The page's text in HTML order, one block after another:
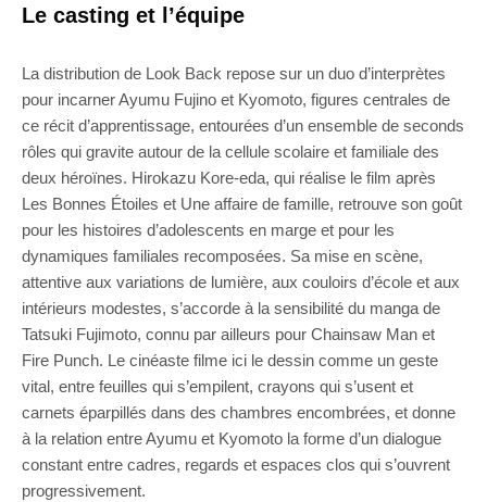
Le casting et l’équipe
La distribution de Look Back repose sur un duo d’interprètes
pour incarner Ayumu Fujino et Kyomoto, figures centrales de
ce récit d’apprentissage, entourées d’un ensemble de seconds
rôles qui gravite autour de la cellule scolaire et familiale des
deux héroïnes. Hirokazu Kore-eda, qui réalise le film après
Les Bonnes Étoiles et Une affaire de famille, retrouve son goût
pour les histoires d’adolescents en marge et pour les
dynamiques familiales recomposées. Sa mise en scène,
attentive aux variations de lumière, aux couloirs d’école et aux
intérieurs modestes, s’accorde à la sensibilité du manga de
Tatsuki Fujimoto, connu par ailleurs pour Chainsaw Man et
Fire Punch. Le cinéaste filme ici le dessin comme un geste
vital, entre feuilles qui s’empilent, crayons qui s’usent et
carnets éparpillés dans des chambres encombrées, et donne
à la relation entre Ayumu et Kyomoto la forme d’un dialogue
constant entre cadres, regards et espaces clos qui s’ouvrent
progressivement.